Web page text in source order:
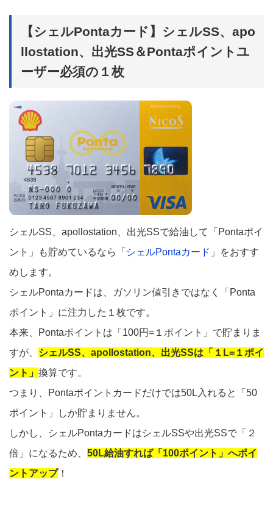
【シェルPontaカード】シェルSS、apo
llostation、出光SS＆Pontaポイントユ
ーザー必須の１枚
シェルSS、apollostation、出光SSで給油して「Pontaポイ
ント」も貯めているなら「 シェルPontaカード 」をおすす
めします。
シェルPontaカードは、ガソリン値引きではなく「Ponta
ポイント」に注力した１枚です。
本来、Pontaポイントは「100円=１ポイント」で貯まりま
すが、 シェルSS、apollostation、出光SSは「１L=１ポイ
ント」 換算です。
つまり、Pontaポイントカードだけでは50L入れると「50
ポイント」しか貯まりません。
しかし、シェルPontaカードはシェルSSや出光SSで「２
倍」になるため、 50L給油すれば「100ポイント」へポイ
ントアップ！